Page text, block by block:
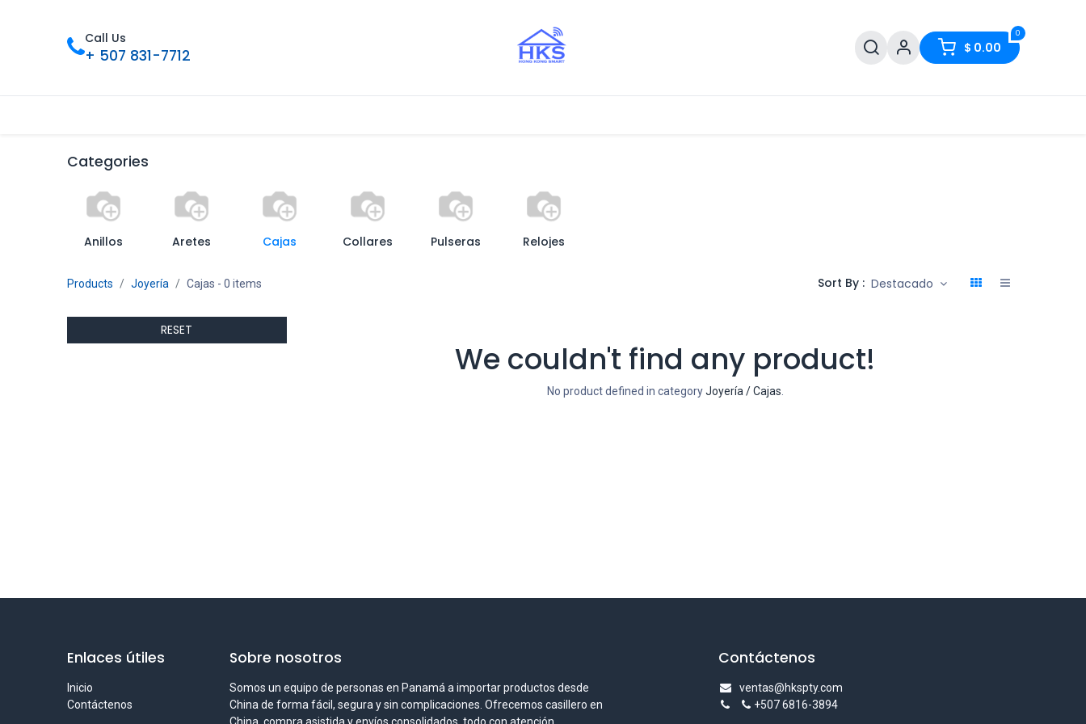
Call Us
+ 507 831-7712
0
$ 0.00
Categories
Anillos Aretes Cajas Collares Pulseras Relojes
Products Joyería Cajas - 0 items Sort By : Destacado
RESET
We couldn't find any product!
No product defined in categoryJoyería / Cajas
Enlaces útiles
Inicio
Contáctenos
Sobre nosotros
Somos un equipo de personas en Panamá a importar productos desde
China de forma fácil, segura y sin complicaciones. Ofrecemos casillero en
Contáctenos
ventas@hkspty.com
+507 6816-3894